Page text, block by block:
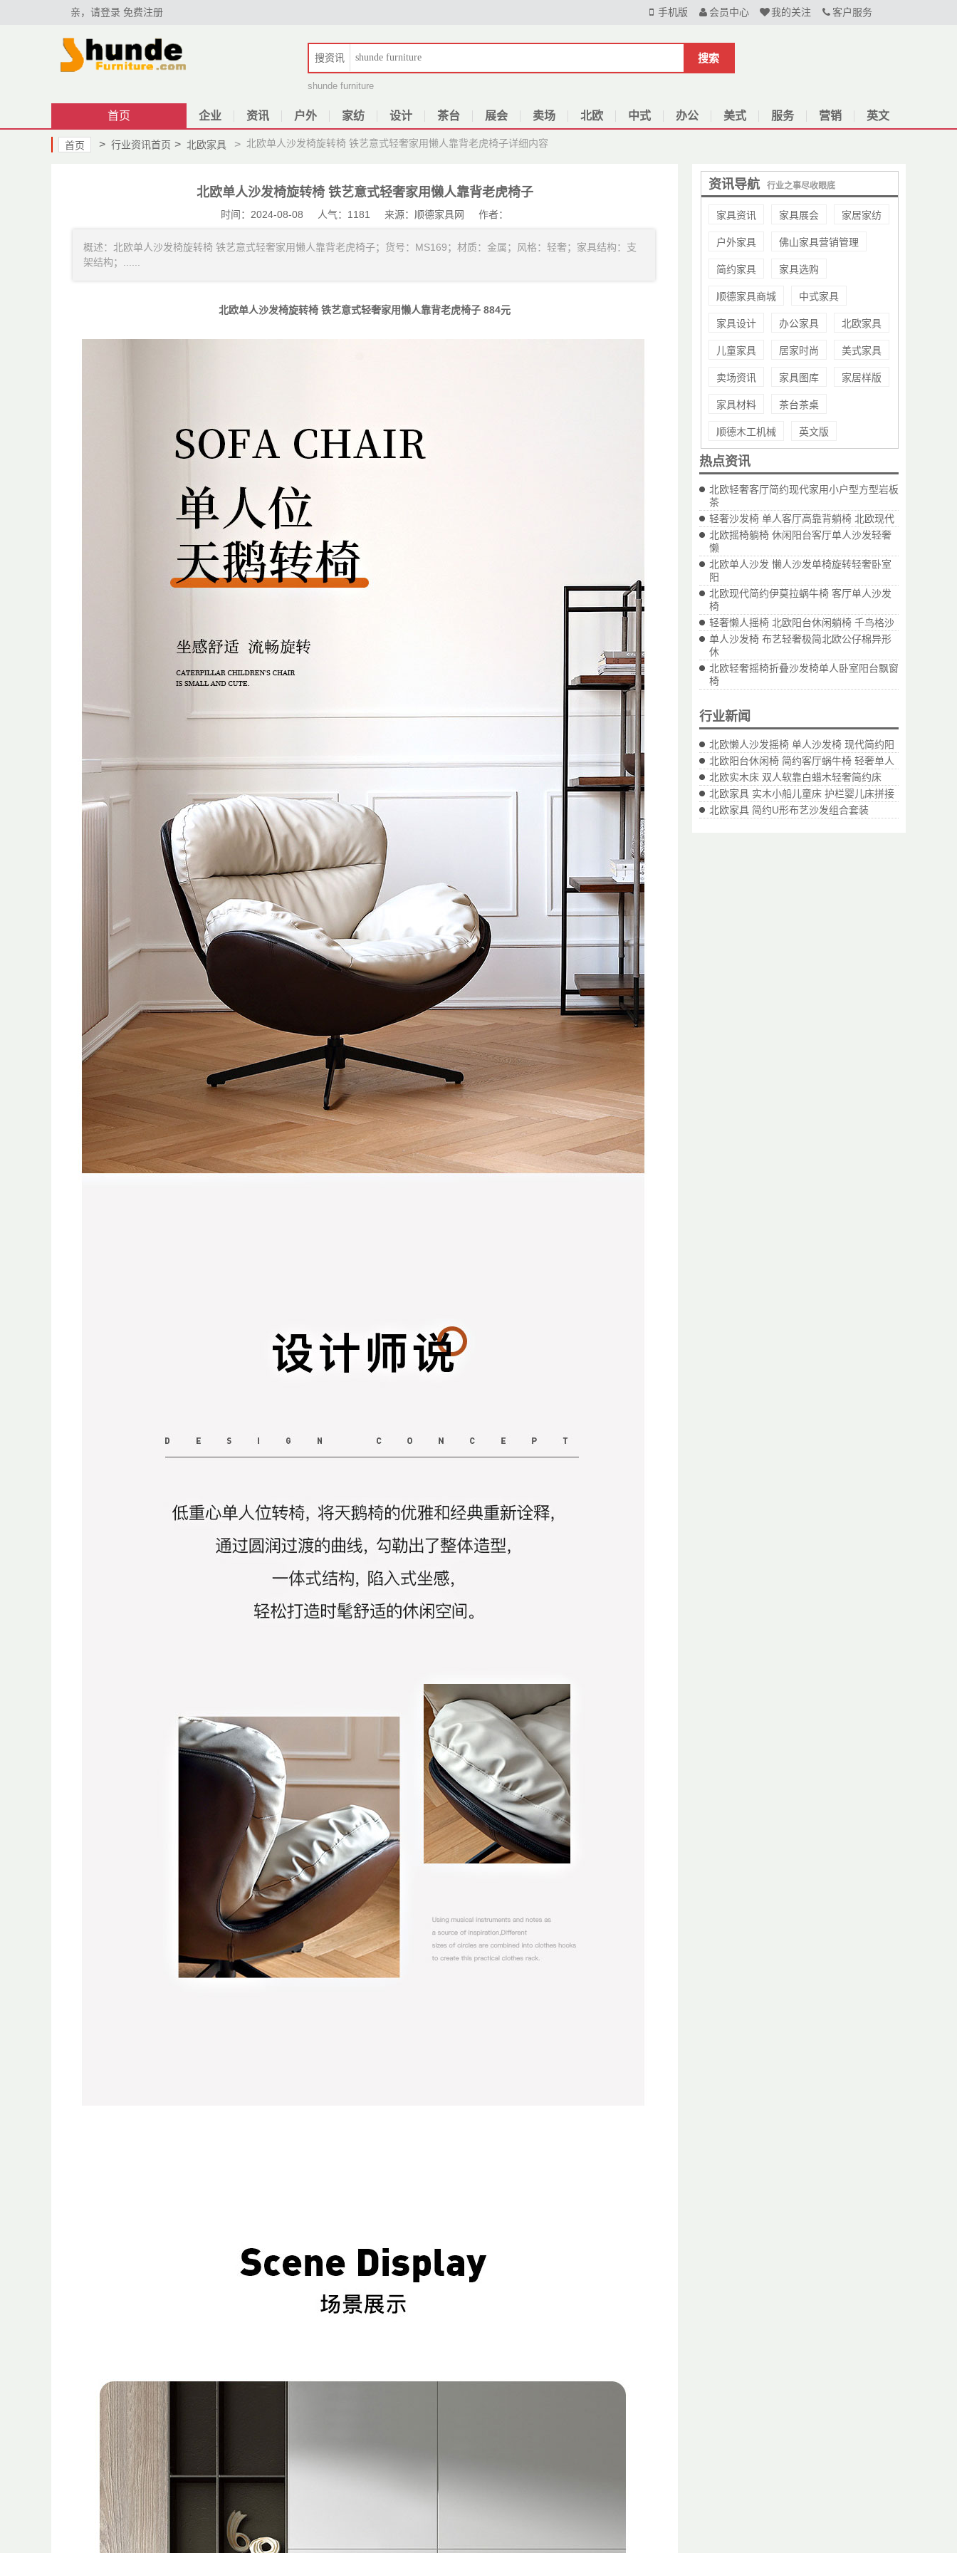
亲，请登录 免费注册 手机版 会员中心 我的关注 客户服务
搜资讯 搜索
shunde furniture
首页 企业 资讯 户外 家纺 设计 茶台 展会 卖场 北欧 中式 办公 美式 服务 营销 英文
首页 > 行业资讯首页 > 北欧家具 > 北欧单人沙发椅旋转椅 铁艺意式轻奢家用懒人靠背老虎椅子详细内容
资讯导航 行业之事尽收眼底
家具资讯 家具展会 家居家纺
户外家具 佛山家具营销管理
简约家具 家具选购
顺德家具商城 中式家具
家具设计 办公家具 北欧家具
儿童家具 居家时尚 美式家具
卖场资讯 家具图库 家居样版
家具材料 茶台茶桌
顺德木工机械 英文版
热点资讯
北欧轻奢客厅简约现代家用小户型方型岩板
茶
轻奢沙发椅 单人客厅高靠背躺椅 北欧现代
北欧摇椅躺椅 休闲阳台客厅单人沙发轻奢
懒
北欧单人沙发 懒人沙发单椅旋转轻奢卧室
阳
北欧现代简约伊莫拉蜗牛椅 客厅单人沙发
椅
轻奢懒人摇椅 北欧阳台休闲躺椅 千鸟格沙
单人沙发椅 布艺轻奢极简北欧公仔棉异形
休
北欧轻奢摇椅折叠沙发椅单人卧室阳台飘窗
椅
行业新闻
北欧懒人沙发摇椅 单人沙发椅 现代简约阳
北欧阳台休闲椅 简约客厅蜗牛椅 轻奢单人
北欧实木床 双人软靠白蜡木轻奢简约床
北欧家具 实木小船儿童床 护栏婴儿床拼接
北欧家具 简约U形布艺沙发组合套装
北欧单人沙发椅旋转椅 铁艺意式轻奢家用懒人靠背老虎椅子
时间：2024-08-08 人气：1181 来源：顺德家具网 作者：
概述：北欧单人沙发椅旋转椅 铁艺意式轻奢家用懒人靠背老虎椅子；货号：MS169；材质：金属；风格：轻奢；家具结构：支
架结构；......
北欧单人沙发椅旋转椅 铁艺意式轻奢家用懒人靠背老虎椅子 884元